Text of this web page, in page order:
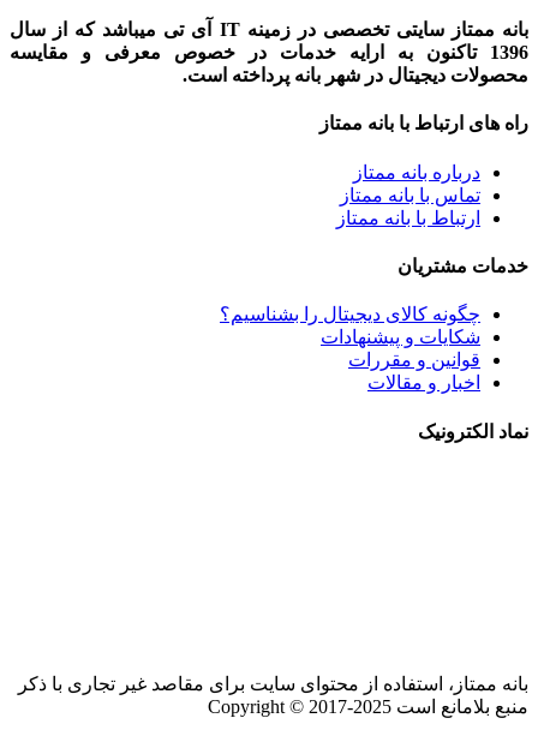
بانه ممتاز سایتی تخصصی در زمینه IT آی تی میباشد که از سال
1396 تاکنون به ارایه خدمات در خصوص معرفی و مقایسه
محصولات دیجیتال در شهر بانه پرداخته است.
راه های ارتباط با بانه ممتاز
درباره بانه ممتاز
تماس با بانه ممتاز
ارتباط با بانه ممتاز
خدمات مشتریان
چگونه کالای دیجیتال را بشناسیم؟
شکایات و پیشنهادات
قوانین و مقررات
اخبار و مقالات
نماد الکترونیک
بانه ممتاز، استفاده از محتوای سایت برای مقاصد غیر تجاری با ذکر
منبع بلامانع است Copyright © 2017-2025